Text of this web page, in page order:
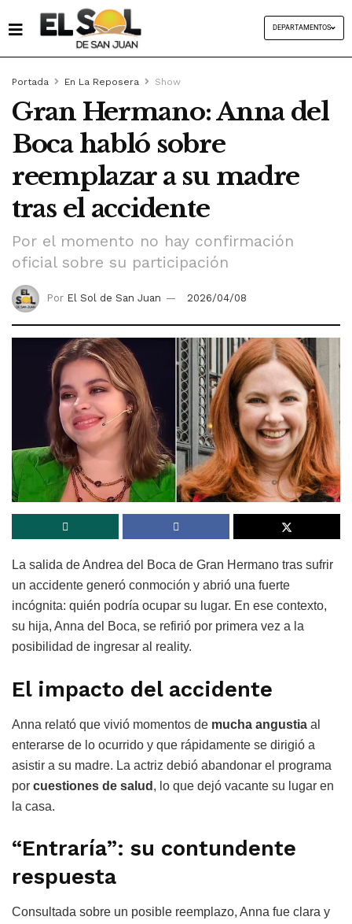
DEPARTAMENTOS
Portada En La Reposera Show
Gran Hermano: Anna del
Boca habló sobre
reemplazar a su madre
tras el accidente
Por el momento no hay confirmación
oficial sobre su participación
Por El Sol de San Juan 2026/04/08
La salida deAndrea del Boca de Gran Hermano tras sufrir
un accidente generó conmoción y abrió una fuerte
incógnita: quién podría ocupar su lugar. En ese contexto,
su hija, Anna del Boca, se refirió por primera vez a la
posibilidad de ingresar al reality.
El impacto del accidente
Anna relató que vivió momentos de mucha angustia al
enterarse de lo ocurrido y que rápidamente se dirigió a
asistir a su madre. La actriz debió abandonar el programa
por cuestiones de salud , lo que dejó vacante su lugar en
la casa.
“Entraría”: su contundente
respuesta
Consultada sobre un posible reemplazo, Anna fue clara y